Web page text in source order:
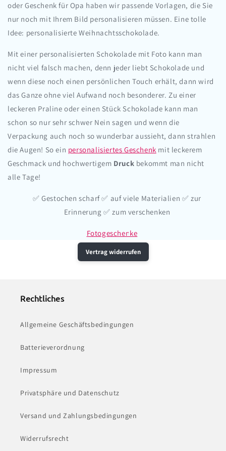
oder Geschenk für Opa haben wir passende Vorlagen, die Sie
nur noch mit Ihrem Bild personalisieren müssen. Eine tolle
Idee: personalisierte Weihnachtsschokolade.
Mit einer personalisierten Schokolade mit Foto kann man
nicht viel falsch machen, denn jeder liebt Schokolade und
wenn diese noch einen persönlichen Touch erhält, dann wird
das Ganze ohne viel Aufwand noch besonderer. Zu einer
leckeren Praline oder einen Stück Schokolade kann man
schon so nur sehr schwer Nein sagen und wenn die
Verpackung auch noch so wunderbar aussieht, dann strahlen
die Augen! So ein personalisiertes Geschenk mit leckerem
Geschmack und hochwertigem Druck bekommt man nicht
alle Tage!
✅ Gestochen scharf✅ auf viele Materialien ✅ zur
Erinnerung ✅ zum verschenken
Fotogeschenke
Vertrag widerrufen
Rechtliches
Allgemeine Geschäftsbedingungen
Batterieverordnung
Impressum
Privatsphäre und Datenschutz
Versand und Zahlungsbedingungen
Widerrufsrecht